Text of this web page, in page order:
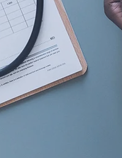
legevakt og